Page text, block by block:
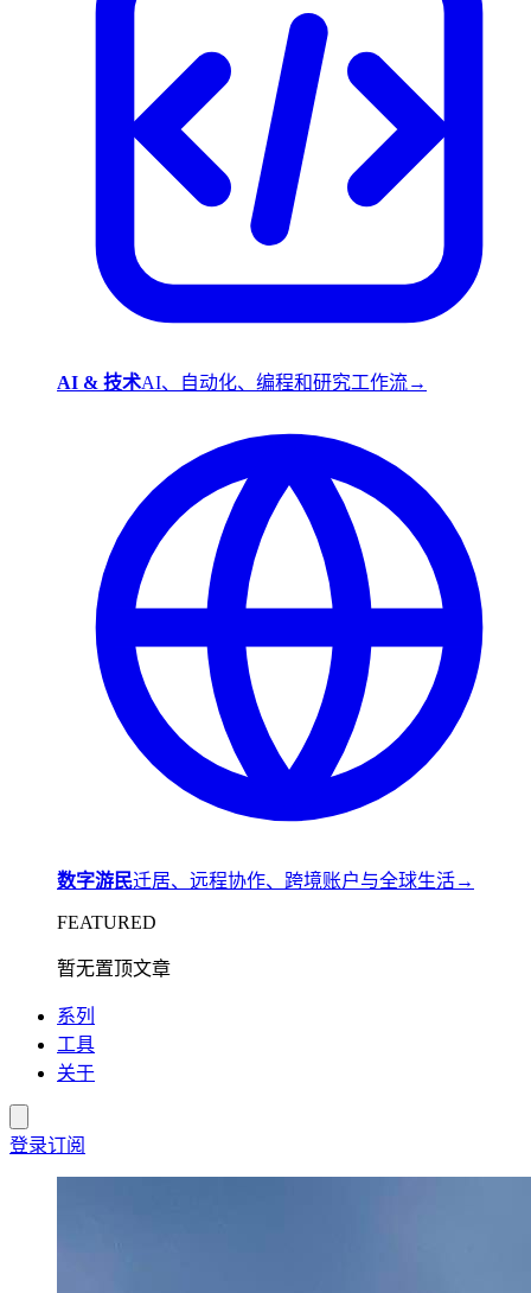
AI & 技术AI、自动化、编程和研究工作流→
数字游民迁居、远程协作、跨境账户与全球生活→
FEATURED
暂无置顶文章
系列
工具
关于
登录订阅